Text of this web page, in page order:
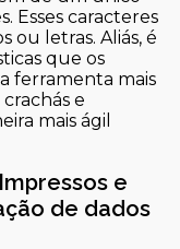
Esses caracteres
ou letras. Aliás, é
que os
ferramenta mais
e
mais ágil
e
de dados